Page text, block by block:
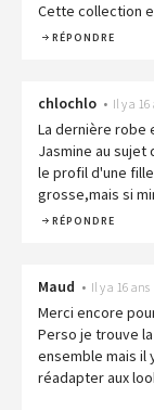
Cette collection
RÉPONDRE
chlochlo • Il y a 16
La dernière robe
Jasmine au sujet
le profil d'une
grosse,mais si
RÉPONDRE
Maud • Il y a 16 ans
Merci encore
Perso je trouve
ensemble mais il
réadapter aux